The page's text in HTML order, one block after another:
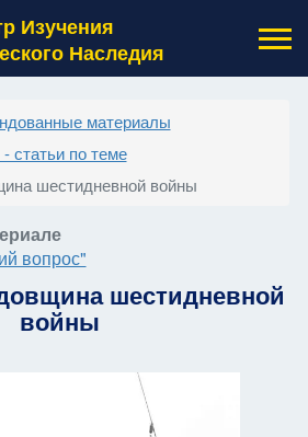
Изучения
Наследия
материалы
статьи по теме
шестидневной войны
вопрос"
шестидневной
войны